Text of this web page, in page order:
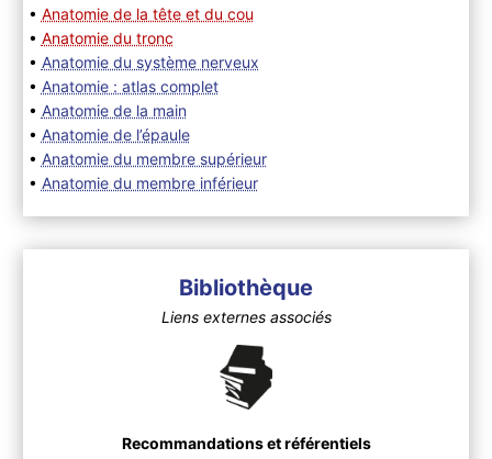
• Anatomie de la tête et du cou
• Anatomie du tronc
• Anatomie du système nerveux
• Anatomie : atlas complet
• Anatomie de la main
• Anatomie de l’épaule
• Anatomie du membre supérieur
• Anatomie du membre inférieur
Bibliothèque
Liens externes associés
Recommandations et référentiels